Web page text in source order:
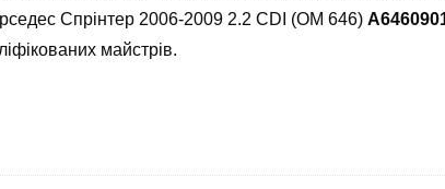
Спрінтер 2006-2009 2.2 CDI (OM 646)
майстрів.